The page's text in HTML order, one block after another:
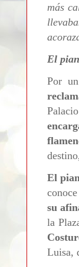
más
El
Por
El
su
la
Luisa,